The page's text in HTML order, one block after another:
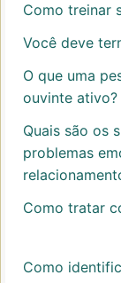
Como treinar
Você deve
O que uma
ouvinte ativo?
Quais são os
problemas
Como tratar
Como